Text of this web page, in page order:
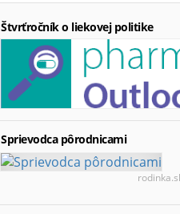
Štvrťročník o liekovej politike
Sprievodca pôrodnicami